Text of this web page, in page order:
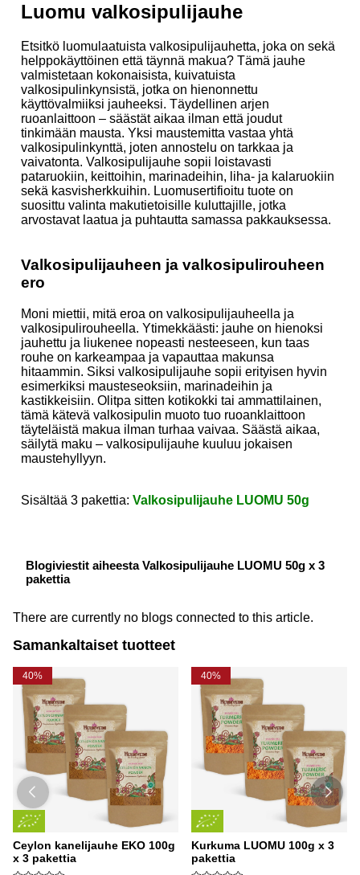
Luomu valkosipulijauhe
Etsitkö luomulaatuista valkosipulijauhetta, joka on sekä
helppokäyttöinen että täynnä makua? Tämä jauhe
valmistetaan kokonaisista, kuivatuista
valkosipulinkynsistä, jotka on hienonnettu
käyttövalmiiksi jauheeksi. Täydellinen arjen
ruoanlaittoon – säästät aikaa ilman että joudut
tinkimään mausta. Yksi maustemitta vastaa yhtä
valkosipulinkynttä, joten annostelu on tarkkaa ja
vaivatonta. Valkosipulijauhe sopii loistavasti
pataruokiin, keittoihin, marinadeihin, liha- ja kalaruokiin
sekä kasvisherkkuihin. Luomusertifioitu tuote on
suosittu valinta makutietoisille kuluttajille, jotka
arvostavat laatua ja puhtautta samassa pakkauksessa.
Valkosipulijauheen ja valkosipulirouheen
ero
Moni miettii, mitä eroa on valkosipulijauheella ja
valkosipulirouheella. Ytimekkäästi: jauhe on hienoksi
jauhettu ja liukenee nopeasti nesteeseen, kun taas
rouhe on karkeampaa ja vapauttaa makunsa
hitaammin. Siksi valkosipulijauhe sopii erityisen hyvin
esimerkiksi mausteseoksiin, marinadeihin ja
kastikkeisiin. Olitpa sitten kotikokki tai ammattilainen,
tämä kätevä valkosipulin muoto tuo ruoanklaittoon
täyteläistä makua ilman turhaa vaivaa. Säästä aikaa,
säilytä maku – valkosipulijauhe kuuluu jokaisen
maustehyllyyn.
Sisältää 3 pakettia: Valkosipulijauhe LUOMU 50g
Blogiviestit aiheesta Valkosipulijauhe LUOMU 50g x 3
pakettia
There are currently no blogs connected to this article.
Samankaltaiset tuotteet
40%
Ceylon kanelijauhe EKO 100g
x 3 pakettia
40%
Kurkuma LUOMU 100g x 3
pakettia